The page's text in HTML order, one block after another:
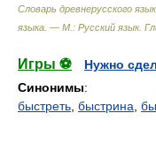
Словарь древнерусского
языка. — М.: Русский язык.
Игры ⚽
Нужно
Синонимы:
быстреть быстрина